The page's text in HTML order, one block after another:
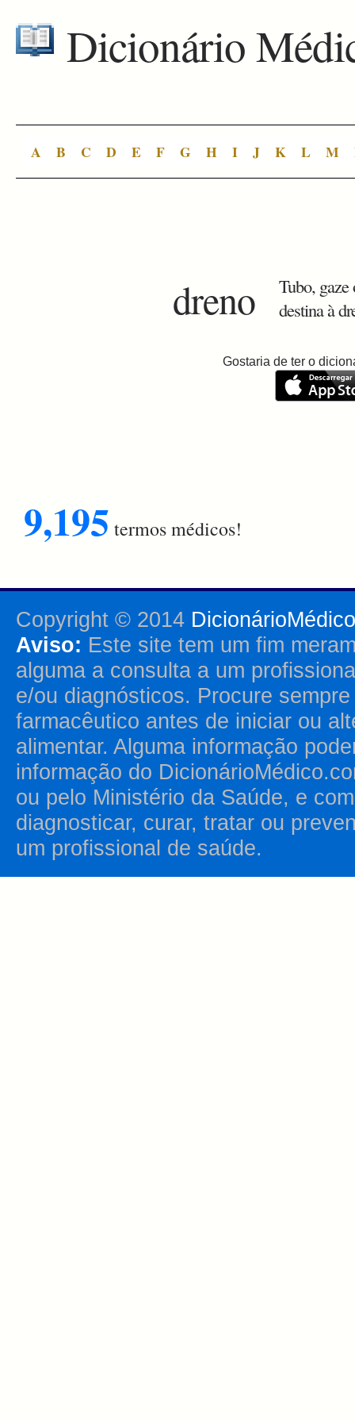
Dicionário
A B C D E F G H I J K L M
dreno
Tubo,
destina à
Gostaria de ter o
9,195 termos médicos!
Copyright © 2014
Aviso: Este site tem um fim
alguma a consulta a um
e/ou diagnósticos. Procure
farmacêutico antes de iniciar ou
alimentar. Alguma informação
informação do
ou pelo Ministério da Saúde, e
diagnosticar, curar, tratar ou
um profissional de saúde.